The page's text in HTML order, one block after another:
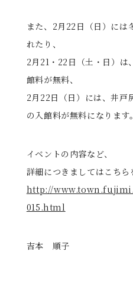
また、2月22日（日）には
れたり、
2月21・22日（土・日）は
館料が無料、
2月22日（日）には、井戸
の入館料が無料になります。
イベントの内容など、
詳細につきましてはこちら
http://
015.html
吉本 順子